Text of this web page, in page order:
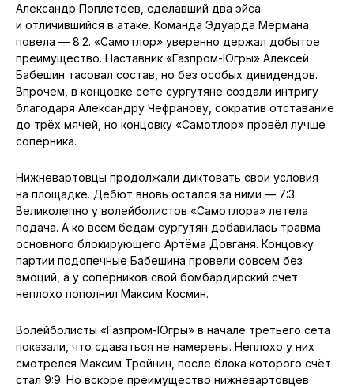
Александр Поплетеев, сделавший два эйса
и отличившийся в атаке. Команда Эдуарда Мермана
повела — 8:2. «Самотлор» уверенно держал добытое
преимущество. Наставник «Газпром-Югры» Алексей
Бабешин тасовал состав, но без особых дивидендов.
Впрочем, в концовке сете сургутяне создали интригу
благодаря Александру Чефранову, сократив отставание
до трёх мячей, но концовку «Самотлор» провёл лучше
соперника.
Нижневартовцы продолжали диктовать свои условия
на площадке. Дебют вновь остался за ними — 7:3.
Великолепно у волейболистов «Самотлора» летела
подача. А ко всем бедам сургутян добавилась травма
основного блокирующего Артёма Довганя. Концовку
партии подопечные Бабешина провели совсем без
эмоций, а у соперников свой бомбардирский счёт
неплохо пополнил Максим Космин.
Волейболисты «Газпром-Югры» в начале третьего сета
показали, что сдаваться не намерены. Неплохо у них
смотрелся Максим Тройнин, после блока которого счёт
стал 9:9. Но вскоре преимущество нижневартовцев